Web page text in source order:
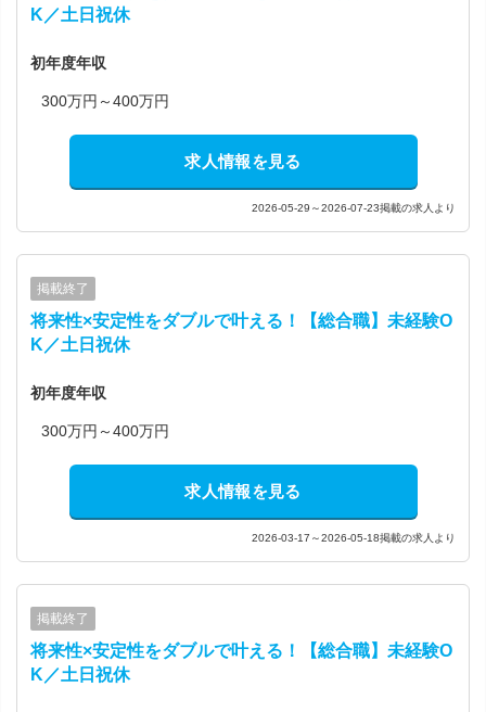
K／土日祝休
初年度年収
300万円～400万円
求人情報を見る
2026-05-29～2026-07-23掲載の求人より
掲載終了
将来性×安定性をダブルで叶える！【総合職】未経験O
K／土日祝休
初年度年収
300万円～400万円
求人情報を見る
2026-03-17～2026-05-18掲載の求人より
掲載終了
将来性×安定性をダブルで叶える！【総合職】未経験O
K／土日祝休